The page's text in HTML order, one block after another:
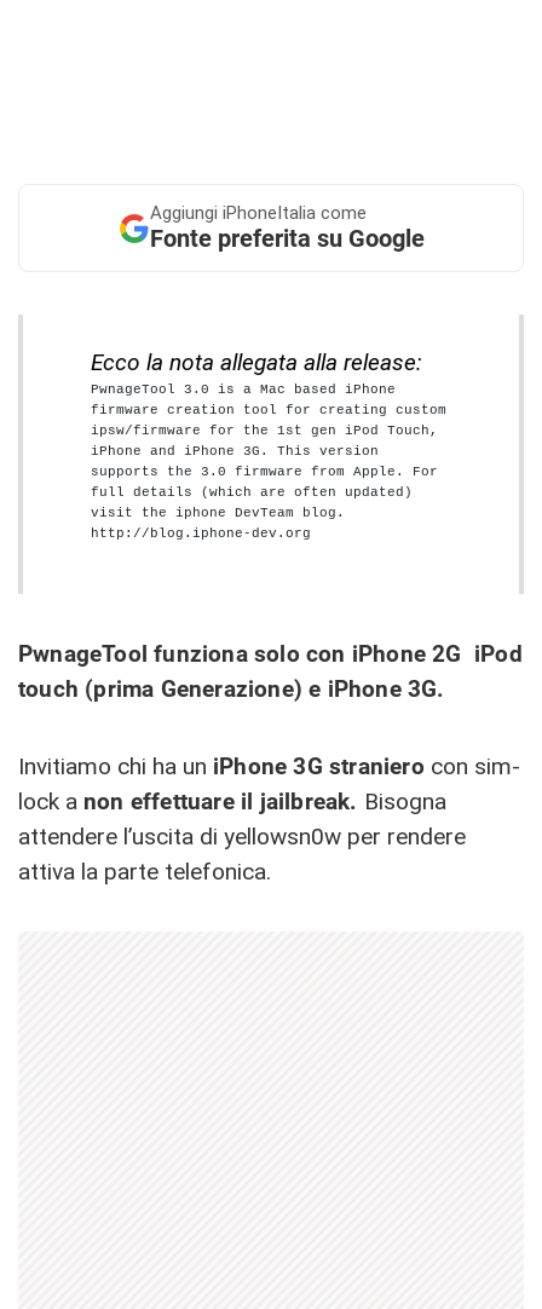
Aggiungi iPhoneItalia come
Fonte preferita su Google
Ecco la nota allegata alla release:
PwnageTool 3.0 is a Mac based iPhone
firmware creation tool for creating custom
ipsw/firmware for the 1st gen iPod Touch,
iPhone and iPhone 3G. This version
supports the 3.0 firmware from Apple. For
full details (which are often updated)
visit the iphone DevTeam blog.
http://blog.iphone-dev.org
PwnageTool funziona solo con iPhone 2G iPod
touch (prima Generazione) e iPhone 3G.
Invitiamo chi ha un iPhone 3G straniero con sim-
lock a non effettuare il jailbreak. Bisogna
attendere l’uscita di yellowsn0w per rendere
attiva la parte telefonica.